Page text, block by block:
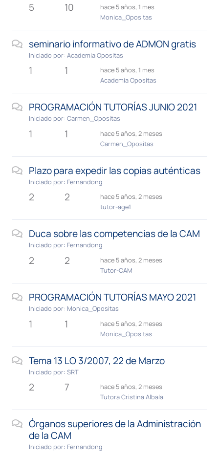
5 10
hace 5 años, 1 mes
Monica_Opositas
seminario informativo de ADMON gratis
Iniciado por:Academia Opositas
1 1
hace 5 años, 1 mes
Academia Opositas
PROGRAMACIÓN TUTORÍAS JUNIO 2021
Iniciado por:Carmen_Opositas
1 1
hace 5 años, 2 meses
Carmen_Opositas
Plazo para expedir las copias auténticas
Iniciado por: Fernandong
2 2
hace 5 años, 2 meses
tutor-age1
Duca sobre las competencias de la CAM
Iniciado por: Fernandong
2 2
hace 5 años, 2 meses
Tutor-CAM
PROGRAMACIÓN TUTORÍAS MAYO 2021
Iniciado por: Monica_Opositas
1 1
hace 5 años, 2 meses
Monica_Opositas
Tema 13 LO 3/2007, 22 de Marzo
Iniciado por:SRT
2 7
hace 5 años, 2 meses
Tutora Cristina Albala
Órganos superiores de la Administración
de la CAM
Iniciado por: Fernandong